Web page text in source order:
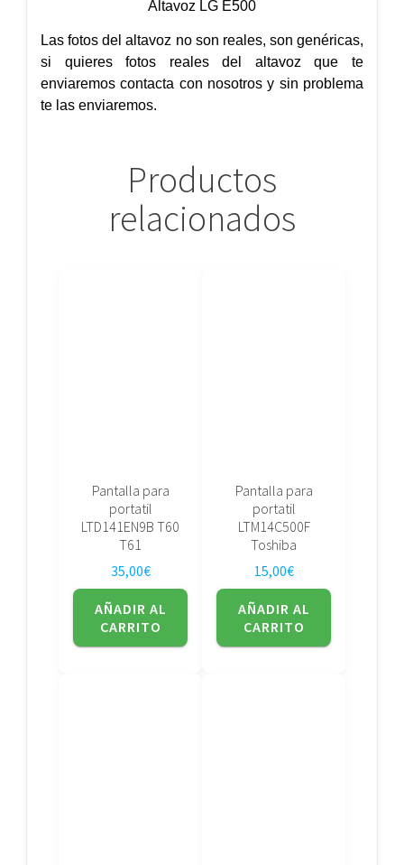
Altavoz LG E500
Las fotos del altavoz no son reales, son genéricas,
si quieres fotos reales del altavoz que te
enviaremos contacta con nosotros y sin problema
te las enviaremos.
Productos
relacionados
Pantalla para
portatil
LTD141EN9B T60
T61
35,00€
AÑADIR AL
CARRITO
Pantalla para
portatil
LTM14C500F
Toshiba
15,00€
AÑADIR AL
CARRITO